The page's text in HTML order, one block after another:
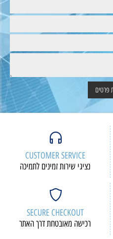
CUSTOMER SERVICE
נציגי שירות זמינים לתמיכה
SECURE CHECKOUT
רכישה מאובטחת דרך האתר